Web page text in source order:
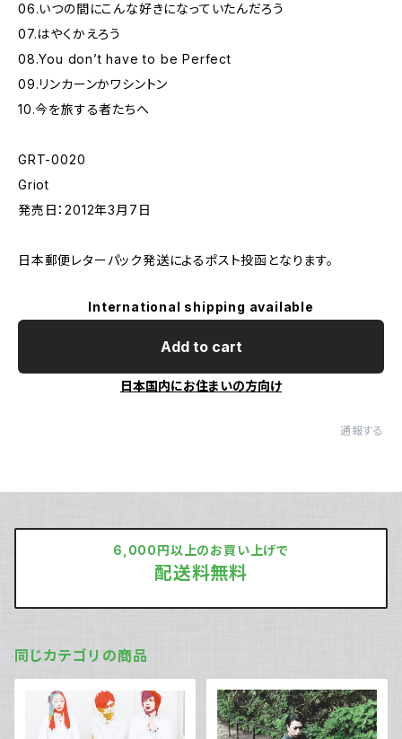
06.いつの間にこんな好きになっていたんだろう
07.はやくかえろう
08.You don’t have to be Perfect
09.リンカーンかワシントン
10.今を旅する者たちへ
GRT-0020
Griot
発売日：2012年3月7日
日本郵便レターパック発送によるポスト投函となります。
International shipping available
Add to cart
日本国内にお住まいの方向け
通報する
6,000円以上のお買い上げで
配送料無料
同じカテゴリの商品